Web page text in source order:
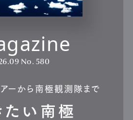
No. 580
ーから南極観測隊まで
たい南極